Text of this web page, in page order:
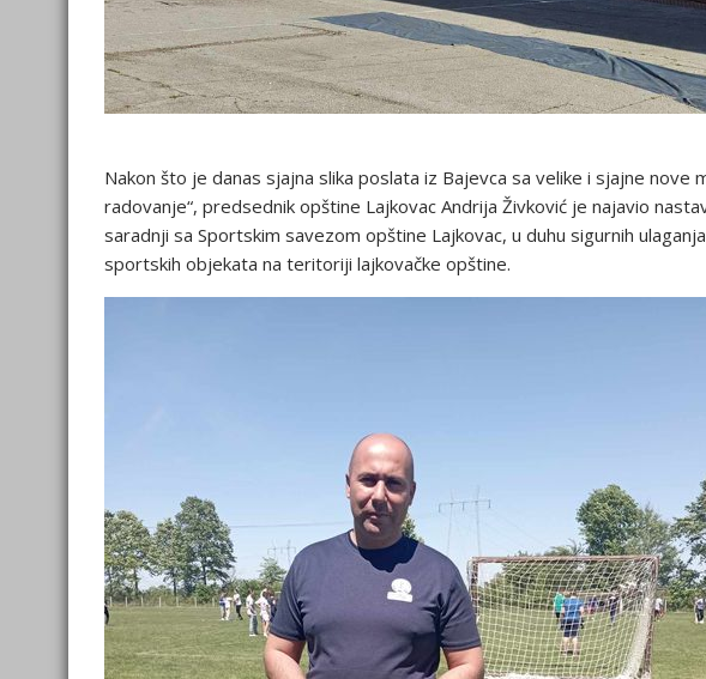
Nakon što je danas sjajna slika poslata iz Bajevca sa velike i sjajne nove
radovanje“, predsednik opštine Lajkovac Andrija Živković je najavio
saradnji sa Sportskim savezom opštine Lajkovac, u duhu sigurnih
sportskih objekata na teritoriji lajkovačke opštine.